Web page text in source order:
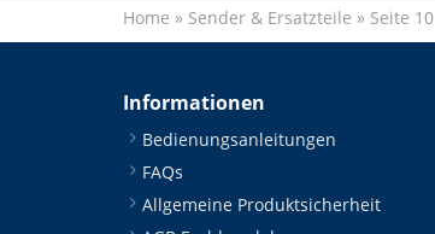
Home » Sender & Ersatzteile » Seite 10
Informationen
Bedienungsanleitungen
FAQs
Allgemeine Produktsicherheit